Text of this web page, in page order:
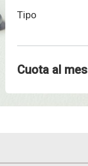
Tipo
Cuota al mes